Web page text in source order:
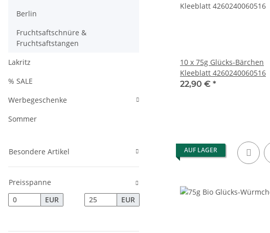
10 x 75g Glücks-Bärchen
Kleeblatt 4260240060516
22,90 € *
AUF LAGER
Berlin
Fruchtsaftschnüre &
Fruchtsaftstangen
Lakritz
% SALE
Werbegeschenke
Sommer
Besondere Artikel
Preisspanne
EUR
EUR